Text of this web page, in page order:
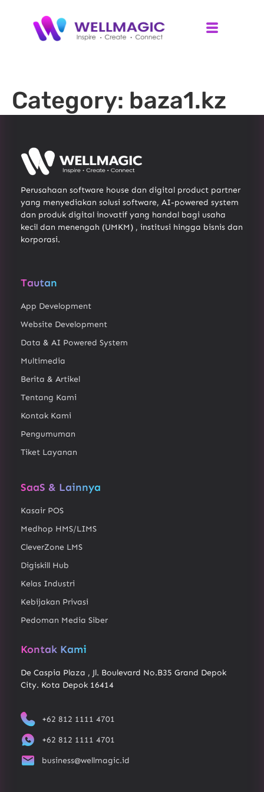
Category: baza1.kz
Perusahaan software house dan digital product partner
yang menyediakan solusi software, AI-powered system
dan produk digital inovatif yang handal bagi usaha
kecil dan menengah (UMKM) , institusi hingga bisnis dan
korporasi.
Tautan
App Development
Website Development
Data & AI Powered System
Multimedia
Berita & Artikel
Tentang Kami
Kontak Kami
Pengumuman
Tiket Layanan
SaaS & Lainnya
Kasair POS
Medhop HMS/LIMS
CleverZone LMS
Digiskill Hub
Kelas Industri
Kebijakan Privasi
Pedoman Media Siber
Kontak Kami
De Caspia Plaza , Jl. Boulevard No.B35 Grand Depok
City. Kota Depok 16414
+62 812 1111 4701
+62 812 1111 4701
business@wellmagic.id